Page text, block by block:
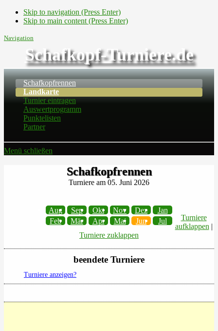
Skip to navigation (Press Enter)
Skip to main content (Press Enter)
Navigation
Schafkopf-Turniere.de
Schafkopfrennen
Landkarte
Turnier eintragen
Auswertprogramm
Punktelisten
Partner
Menü schließen
Schafkopfrennen
Turniere am 05. Juni 2026
Aug Sep Okt Nov Dez
Jan
Feb
Mär Apr Mai Jun Jul
Turniere
aufklappen |
Turniere zuklappen
beendete Turniere
Turniere anzeigen?